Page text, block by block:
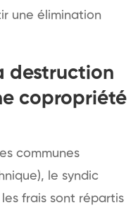
une élimination
destruction
copropriété
communes
le syndic
frais sont répartis